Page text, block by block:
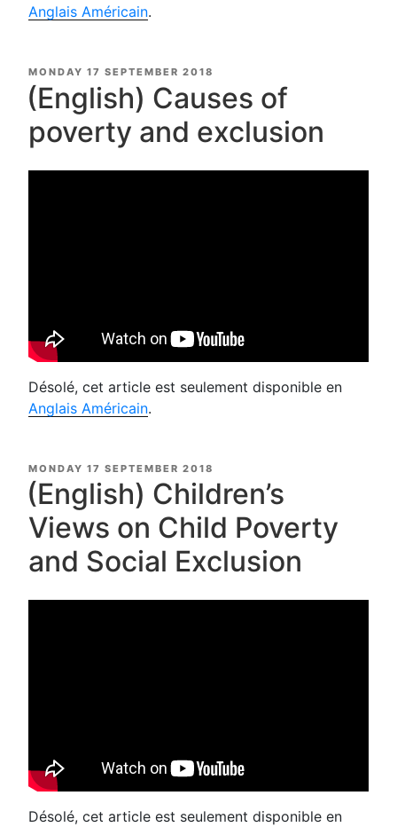
Anglais Américain.
POSTED
ON
MONDAY 17 SEPTEMBER 2018
(English) Causes of
poverty and exclusion
Désolé, cet article est seulement disponible en
Anglais Américain.
POSTED
ON
MONDAY 17 SEPTEMBER 2018
(English) Children’s
Views on Child Poverty
and Social Exclusion
Désolé, cet article est seulement disponible en